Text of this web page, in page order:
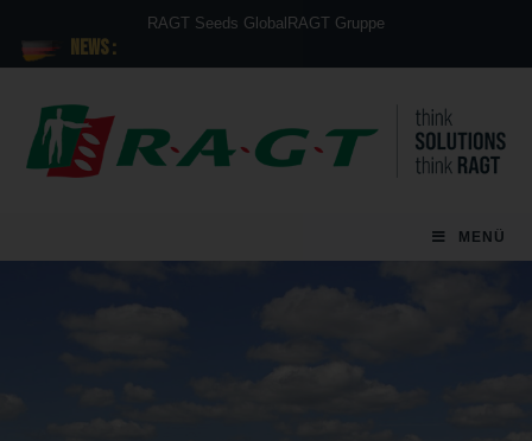
News :
RAGT Seeds Global RAGT Gruppe
MENÜ